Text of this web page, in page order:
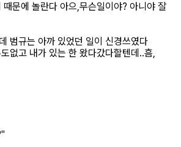
문에 놀란다 아으,무슨일이야? 아니야 잘
범규는 아까 있었던 일이 신경쓰였다
없고 내가 있는 한 왔다갔다할텐데..흠,